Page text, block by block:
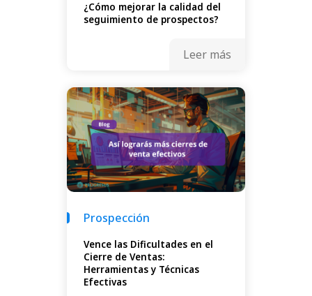
¿Cómo mejorar la calidad del
seguimiento de prospectos?
Leer más
Prospección
Vence las Dificultades en el
Cierre de Ventas:
Herramientas y Técnicas
Efectivas